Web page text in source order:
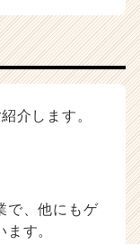
介します。
で、他にもゲ
す。